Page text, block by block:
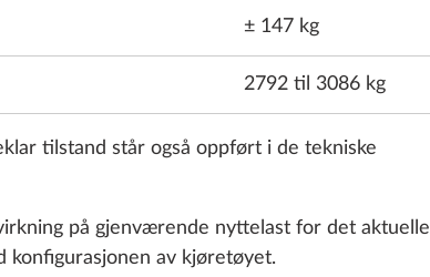
STANDARDUTSTYR
Lettmetallfelger
5.76 kg
± 147 kg
2792 til 3086 kg
tilstand står også oppført i de tekniske
på gjenværende nyttelast for det aktuelle
konfigurasjonen av kjøretøyet.